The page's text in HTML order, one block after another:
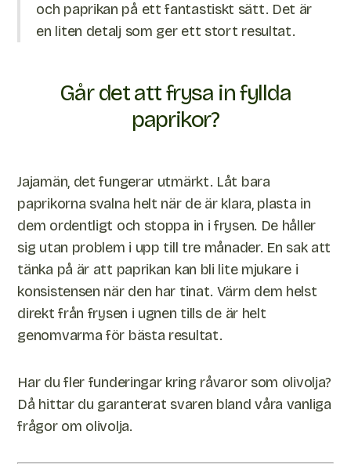
och paprikan på ett fantastiskt sätt. Det är
en liten detalj som ger ett stort resultat.
Går det att frysa in fyllda
paprikor?
Jajamän, det fungerar utmärkt. Låt bara
paprikorna svalna helt när de är klara, plasta in
dem ordentligt och stoppa in i frysen. De håller
sig utan problem i upp till tre månader. En sak att
tänka på är att paprikan kan bli lite mjukare i
konsistensen när den har tinat. Värm dem helst
direkt från frysen i ugnen tills de är helt
genomvarma för bästa resultat.
Har du fler funderingar kring råvaror som olivolja?
Då hittar du garanterat svaren bland våra vanliga
frågor om olivolja.